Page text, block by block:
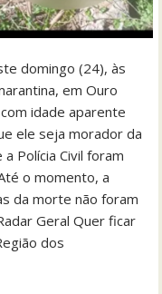
domingo (24), às
em Ouro
idade aparente
ele seja morador da
Polícia Civil foram
o momento, a
da morte não foram
Geral Quer ficar
dos